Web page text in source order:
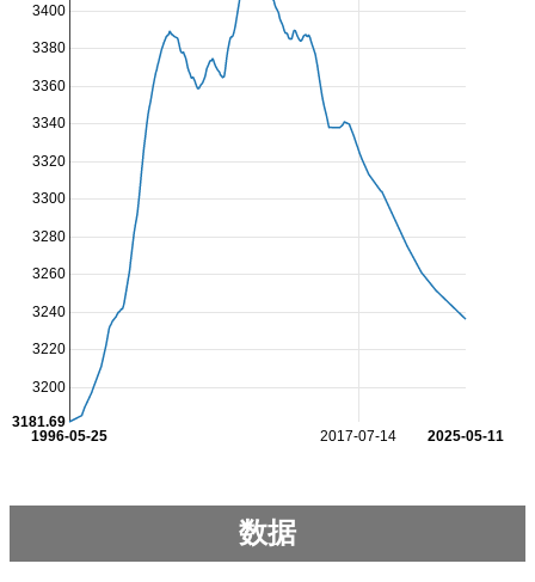
2017-07-14
1996-05-25 2025-05-11
3200
3220
3240
3260
3280
3300
3320
3340
3360
3380
3400
3181.69
数据